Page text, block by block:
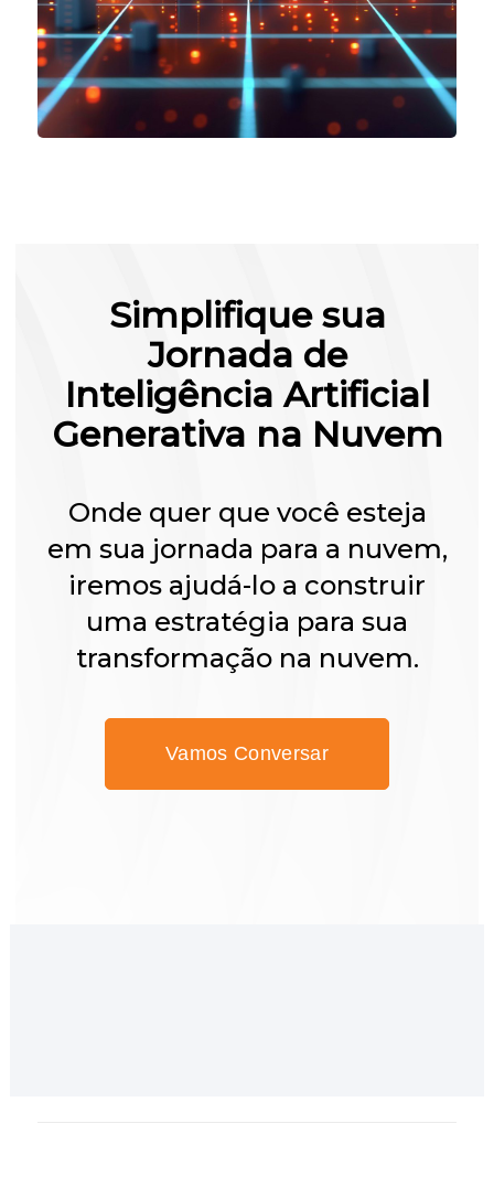
Simplifique sua
Jornada de
Inteligência Artificial
Generativa na Nuvem
Onde quer que você esteja
em sua jornada para a nuvem,
iremos ajudá-lo a construir
uma estratégia para sua
transformação na nuvem.
Vamos Conversar